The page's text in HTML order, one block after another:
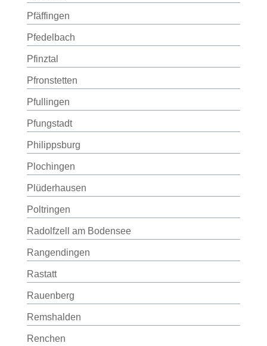
Pfäffingen
Pfedelbach
Pfinztal
Pfronstetten
Pfullingen
Pfungstadt
Philippsburg
Plochingen
Plüderhausen
Poltringen
Radolfzell am Bodensee
Rangendingen
Rastatt
Rauenberg
Remshalden
Renchen